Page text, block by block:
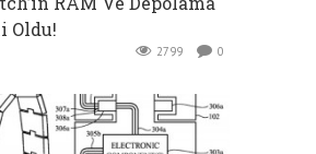
Oldu!
2799 0